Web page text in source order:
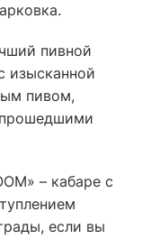
пивной
изысканной
пивом,
– кабаре с
если вы